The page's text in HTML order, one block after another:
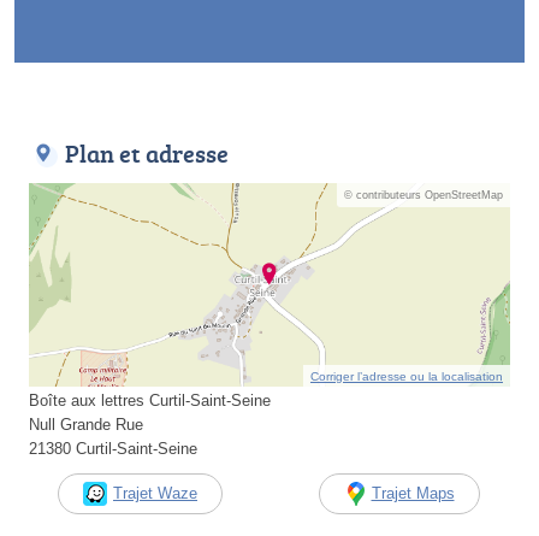
Plan et adresse
© contributeurs OpenStreetMap
Corriger l’adresse ou la localisation
Boîte aux lettres Curtil-Saint-Seine
Null Grande Rue
21380 Curtil-Saint-Seine
Trajet Waze Trajet Maps